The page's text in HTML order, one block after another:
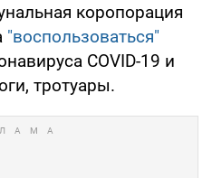
коропорация
"воспользоваться"
COVID-19 и
тротуары.